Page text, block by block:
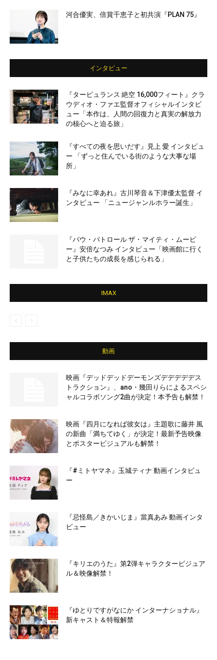
河合優実、倍賞千恵子と初共演『PLAN 75』
インタビュー
『タービュランス 絶空 16,000フィート』クラ
ウディオ・ファエ監督オフィシャルインタビ
ュー「本作は、人間の回復力と真実の解放力
の核心へと迫る旅」
『すべての夜を思いだす』見上 愛 インタビュ
ー 「ずっと住んでいる街のような大事な場
所」
『みなに幸あれ』古川琴音＆下津優太監督 イ
ンタビュー 「ニュージャンルホラー誕生」
『パウ・パトロール ザ・マイティ・ムービ
ー』安倍なつみ インタビュー「映画館に行く
と子供たちの成長を感じられる」
IMAX
動画
映画『デッドデッドデーモンズデデデデデス
トラクション』、ano・幾田りらによるスペシ
ャルコラボソング2曲が決定！本予告も解禁！
映画『四月になれば彼女は』主題歌に藤井 風
の新曲「満ちてゆく」が決定！最新予告映像
とポスタービジュアルも解禁！
『#ミトヤマネ』玉城ティナ 動画インタビュ
ー
『忌怪島／きかいじま』當真あみ 動画インタ
ビュー
『キリエのうた』第2弾キャラクタービジュア
ル＆映像解禁！
『ゆとりですがなにか インターナショナル』
新キャスト＆特報解禁